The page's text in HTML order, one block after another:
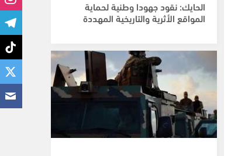
الحايك: نقود جهودا وطنية لحماية
المواقع الأثرية والتاريخية المهددة